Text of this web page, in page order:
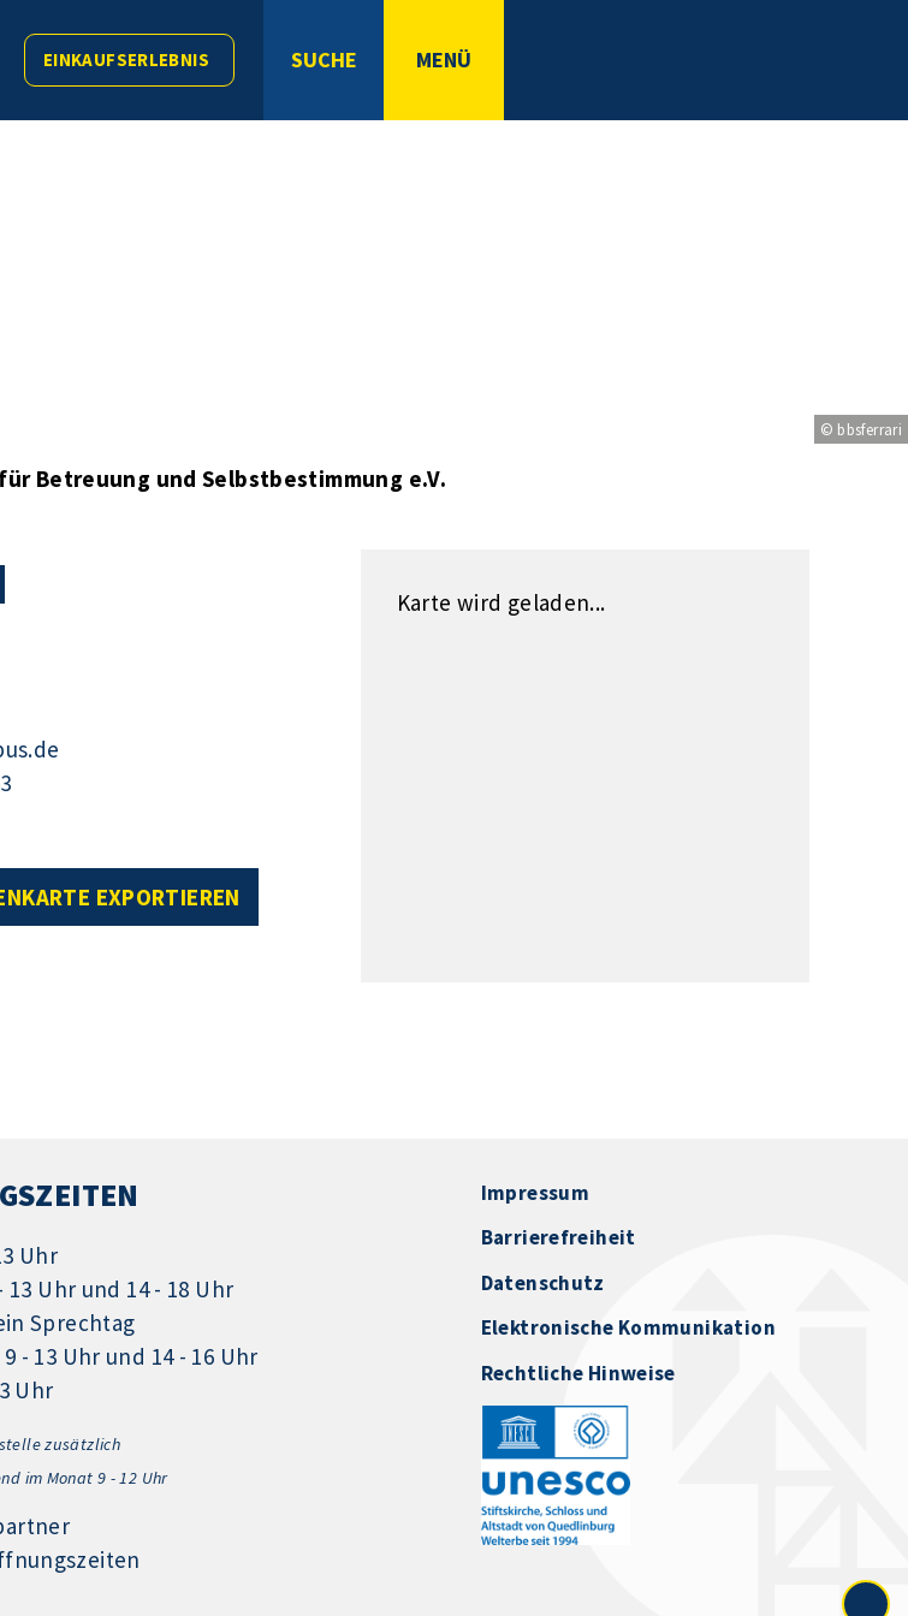
EINKAUFSERLEBNIS SUCHE MENÜ
© bbsferrari
Betreuung und Selbstbestimmung e.V.
EXPORTIEREN
Karte wird geladen...
Uhr
13 Uhr und 14 - 18 Uhr
Sprechtag
- 13 Uhr und 14 - 16 Uhr
Uhr
zusätzlich
im Monat 9 - 12 Uhr
Impressum
Barrierefreiheit
Datenschutz
Elektronische Kommunikation
Rechtliche Hinweise